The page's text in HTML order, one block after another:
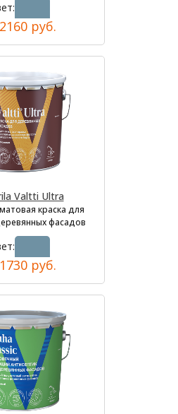
руб.
Valtti Ultra
краска для
фасадов
руб.